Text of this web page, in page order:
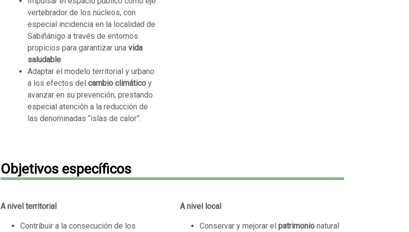
vertebrador de los núcleos, con
especial incidencia en la localidad de
Sabiñánigo a través de entornos
propicios para garantizar una vida
saludable.
Adaptar el modelo territorial y urbano
a los efectos del cambio climático y
avanzar en su prevención, prestando
especial atención a la reducción de
las denominadas “islas de calor”.
Objetivos específicos
A nivel territorial
Contribuir a la consecución de los
A nivel local
Conservar y mejorar el patrimonionatural